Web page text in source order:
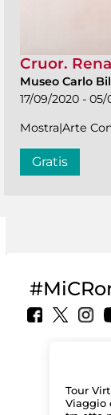
Cruor.
Museo Carlo
17/09/2020 - 05/
Mostra|Arte
Gratis
Tour
Viaggio